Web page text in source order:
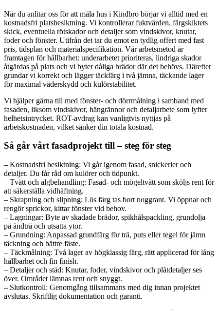
När du anlitar oss för att måla hus i Kindbro börjar vi alltid med en
kostnadsfri platsbesiktning. Vi kontrollerar fuktvärden, färgskiktets
skick, eventuella rötskador och detaljer som vindskivor, knutar,
foder och fönster. Utifrån det tar du emot en tydlig offert med fast
pris, tidsplan och materialspecifikation. Vår arbetsmetod är
framtagen för hållbarhet: underarbetet prioriteras, lindriga skador
åtgärdas på plats och vi byter dåliga brädor där det behövs. Därefter
grundar vi korrekt och lägger täckfärg i två jämna, täckande lager
för maximal väderskydd och kulörstabilitet.
Vi hjälper gärna till med fönster- och dörrmålning i samband med
fasaden, liksom vindskivor, hängrännor och detaljarbete som lyfter
helhetsintrycket. ROT-avdrag kan vanligtvis nyttjas på
arbetskostnaden, vilket sänker din totala kostnad.
Så går vårt fasadprojekt till – steg för steg
– Kostnadsfri besiktning: Vi går igenom fasad, snickerier och
detaljer. Du får råd om kulörer och tidpunkt.
– Tvätt och algbehandling: Fasad- och mögeltvätt som sköljs rent för
att säkerställa vidhäftning.
– Skrapning och slipning: Lös färg tas bort noggrant. Vi öppnar och
rengör sprickor, kittar fönster vid behov.
– Lagningar: Byte av skadade brädor, spikhålspackling, grundolja
på ändträ och utsatta ytor.
– Grundning: Anpassad grundfärg för trä, puts eller tegel för jämn
täckning och bättre fäste.
– Täckmålning: Två lager av högklassig färg, rätt applicerad för lång
hållbarhet och fin finish.
– Detaljer och städ: Knutar, foder, vindskivor och plåtdetaljer ses
över. Området lämnas rent och snyggt.
– Slutkontroll: Genomgång tillsammans med dig innan projektet
avslutas. Skriftlig dokumentation och garanti.